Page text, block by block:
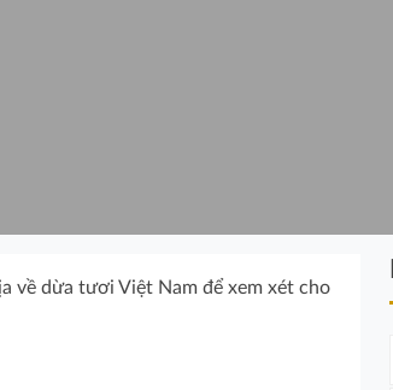
về dừa tươi Việt Nam để xem xét cho